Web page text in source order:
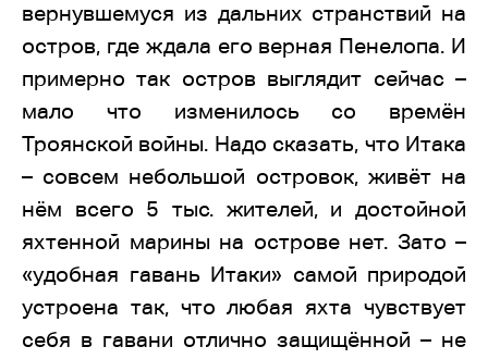
вернувшемуся из дальних странствий на
остров, где ждала его верная Пенелопа. И
примерно так остров выглядит сейчас –
мало что изменилось со времён
Троянской войны. Надо сказать, что Итака
– совсем небольшой островок, живёт на
нём всего 5 тыс. жителей, и достойной
яхтенной марины на острове нет. Зато –
«удобная гавань Итаки» самой природой
устроена так, что любая яхта чувствует
себя в гавани отлично защищённой – не